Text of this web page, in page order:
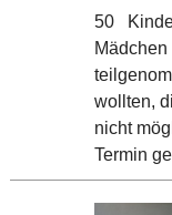
50
wollten,
nicht
Termin